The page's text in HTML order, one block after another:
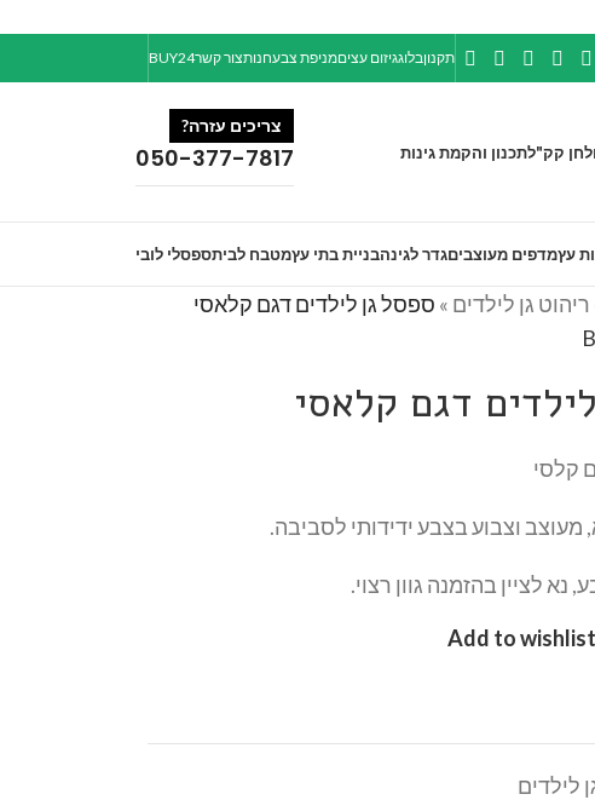
תקנוןבלוגגיזום עציםמניפת צבעחנותצור קשרBUY24
קק"לתכנון והקמת גינות
צריכים עזרה?
050-377-7817
עץמדפים מעוצביםגדר לגינהבניית בתי עץמטבח לביתספסלי לובי
ריהוט גן לילדים » ספסל גן לילדים דגם קלאסי
דגם קלאסי
קלסי
מעוצב וצבוע בצבע ידידותי לסביבה.
נא לציין בהזמנה גוון רצוי.
Add to wishlist
לילדים